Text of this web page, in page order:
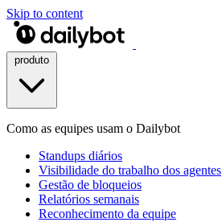
Skip to content
Como as equipes usam o Dailybot
Standups diários
Visibilidade do trabalho dos agentes
Gestão de bloqueios
Relatórios semanais
Reconhecimento da equipe